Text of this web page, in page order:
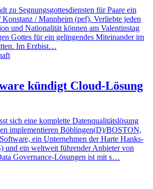
zu Segnungsgottesdiensten für Paare ein
/ Mannheim (pef). Verliebte jeden
und Nationalität können am Valentinstag
Gottes für ein gelingendes Miteinander im
Im Erzbist…
kündigt Cloud-Lösung
sich eine komplette Datenqualitätslösung
implementieren Böblingen(D)/BOSTON,
ein Unternehmen der Harte Hanks-
und ein weltweit führender Anbieter von
Governance-Lösungen ist mit s…